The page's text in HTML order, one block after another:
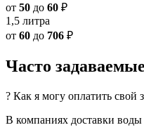
от 50 до 60 ₽
1,5 литра
от 60 до 706 ₽
Часто
? Как я могу оплатить свой
В компаниях доставки